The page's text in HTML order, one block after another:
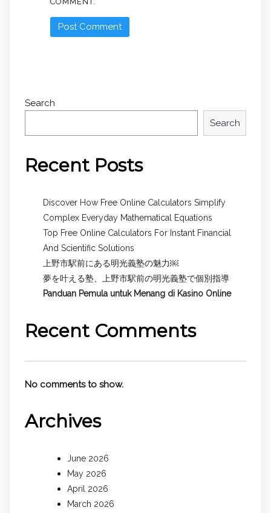
Search
Search
Recent Posts
Discover How Free Online Calculators Simplify
Complex Everyday Mathematical Equations
Top Free Online Calculators For Instant Financial
And Scientific Solutions
上野市駅前にある明光義塾の魅力￼
夢を叶える塾、上野市駅前の明光義塾で個別指導
Panduan Pemula untuk Menang di Kasino Online
Recent Comments
No comments to show.
Archives
June 2026
May 2026
April 2026
March 2026